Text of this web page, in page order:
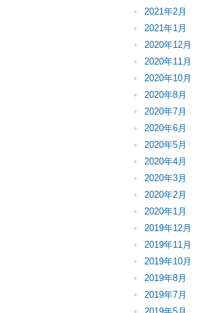
2021年2月
2021年1月
2020年12月
2020年11月
2020年10月
2020年8月
2020年7月
2020年6月
2020年5月
2020年4月
2020年3月
2020年2月
2020年1月
2019年12月
2019年11月
2019年10月
2019年8月
2019年7月